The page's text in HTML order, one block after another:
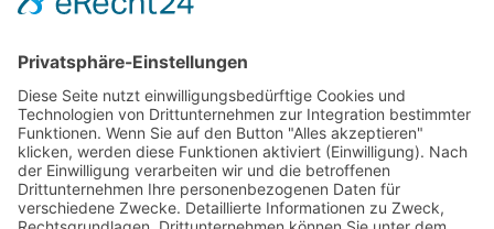
Organisationsform
Partnernetze
Mitglied werden
Projekte
Veranstaltungen
Alle Veranstaltungen